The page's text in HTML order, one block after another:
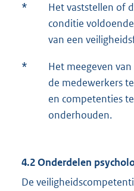
*
Het vaststellen of
conditie
van een
*
Het meegeven
de medewerkers
en competenties
onderhouden.
4.2 Onderdelen
De